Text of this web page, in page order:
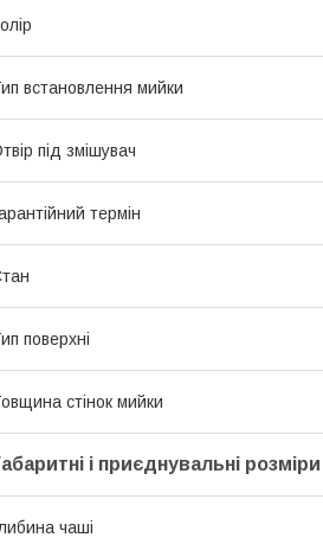
встановлення мийки
під змішувач
термін
поверхні
стінок мийки
і приєднувальні розміри
чаші